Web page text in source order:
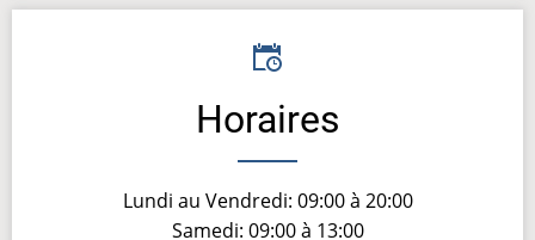
Horaires
Lundi au Vendredi: 09:00 à 20:00
Samedi: 09:00 à 13:00